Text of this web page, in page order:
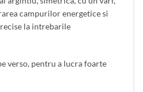
campurilor energetice si
la intrebarile
verso, pentru a lucra foarte